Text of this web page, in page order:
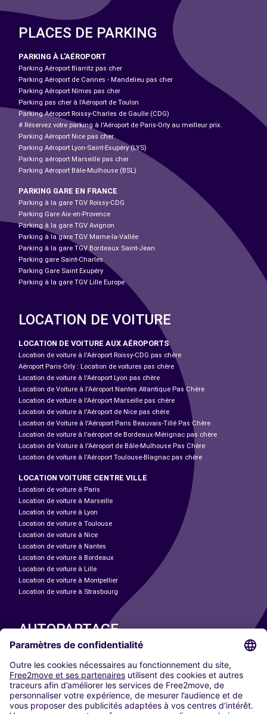
PLACES DE PARKING
PARKING À L'AÉROPORT
Parking Aéroport Biarritz pas cher
Parking Aéroport de Cannes - Mandelieu pas cher
Parking Aéroport Nîmes pas cher
Parking pas cher à l’Aéroport de Toulon
Parking Aéroport Roissy-Charles de Gaulle (CDG)
# Réservez votre parking à l'Aéroport de Paris-Orly au meilleur prix.
Parking Aéroport Nice pas cher
Parking Aéroport Lyon-Saint-Exupéry (LYS)
Parking aéroport Marseille pas cher
Parking Aéroport Bâle-Mulhouse (BSL)
PARKING GARE EN FRANCE
Parking à la gare TGV Roissy-CDG
Parking Gare Aix-en-Provence
Parking à la gare TGV Avignon
Parking à la gare TGV Marne-la-Vallée
Parking à la gare TGV Bordeaux Saint-Jean
Parking gare Saint-Charles
Parking Gare Saint Exupéry
Parking à la gare TGV Lille Europe
LOCATION DE VOITURE
LOCATION DE VOITURE AUX AÉROPORTS
Location de voiture à l'Aéroport Roissy-CDG pas chère
Aéroport Paris-Orly : Location de voitures pas chère
Location de voiture à l'Aéroport Lyon pas chère
Location de Voiture à l'Aéroport Nantes Atlantique Pas Chère
Location de voiture à l'Aéroport Marseille pas chère
Location de voiture à l'Aéroport de Nice pas chère
Location de Voiture à l'Aéroport Paris Beauvais-Tillé Pas Chère
Location de voiture à l’aéroport de Bordeaux-Mérignac pas chère
Location de Voiture à l'Aéroport de Bâle-Mulhouse Pas Chère
Location de voiture à l'Aéroport Toulouse-Blagnac pas chère
LOCATION VOITURE CENTRE VILLE
Location de voiture à Paris
Location de voiture à Marseille
Location de voiture à Lyon
Location de voiture à Toulouse
Location de voiture à Nice
Location de voiture à Nantes
Location de voiture à Bordeaux
Location de voiture à Lille
Location de voiture à Montpellier
Location de voiture à Strasbourg
AUTOPARTAGE
Paris
Madrid
Washington DC
Milan
Rome